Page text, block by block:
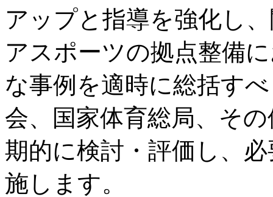
アップと指導を強化し
アスポーツの拠点整備
な事例を適時に総括す
会、国家体育総局、そ
期的に検討・評価し、
施します。